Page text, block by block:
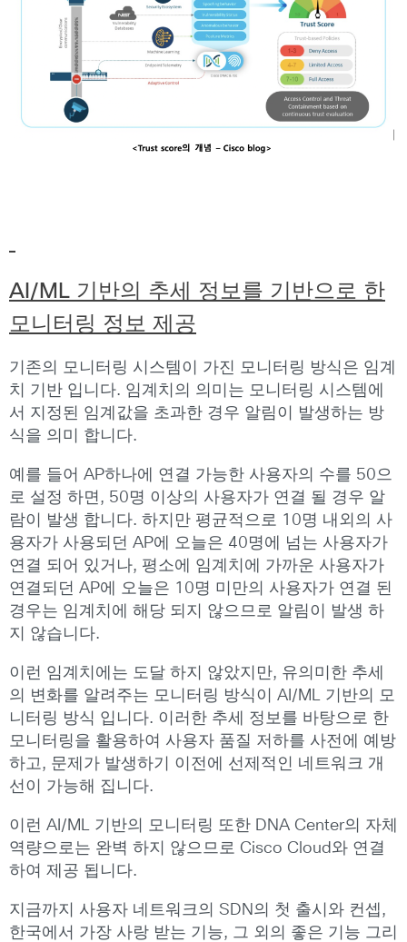
AI/ML 기반의 추세 정보를 기반으로 한
모니터링 정보 제공
기존의 모니터링 시스템이 가진 모니터링 방식은 임계
치 기반 입니다. 임계치의 의미는 모니터링 시스템에
서 지정된 임계값을 초과한 경우 알림이 발생하는 방
식을 의미 합니다.
예를 들어 AP하나에 연결 가능한 사용자의 수를 50으
로 설정 하면, 50명 이상의 사용자가 연결 될 경우 알
람이 발생 합니다. 하지만 평균적으로 10명 내외의 사
용자가 사용되던 AP에 오늘은 40명에 넘는 사용자가
연결 되어 있거나, 평소에 임계치에 가까운 사용자가
연결되던 AP에 오늘은 10명 미만의 사용자가 연결 된
경우는 임계치에 해당 되지 않으므로 알림이 발생 하
지 않습니다.
이런 임계치에는 도달 하지 않았지만, 유의미한 추세
의 변화를 알려주는 모니터링 방식이 AI/ML 기반의 모
니터링 방식 입니다. 이러한 추세 정보를 바탕으로 한
모니터링을 활용하여 사용자 품질 저하를 사전에 예방
하고, 문제가 발생하기 이전에 선제적인 네트워크 개
선이 가능해 집니다.
이런 AI/ML 기반의 모니터링 또한 DNA Center의 자체
역량으로는 완벽 하지 않으므로 Cisco Cloud와 연결
하여 제공 됩니다.
지금까지 사용자 네트워크의 SDN의 첫 출시와 컨셉,
한국에서 가장 사랑 받는 기능, 그 외의 좋은 기능 그리